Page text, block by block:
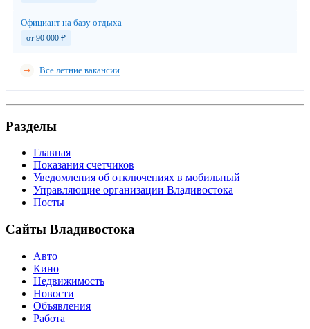
Официант на базу отдыха
от 90 000 ₽
Все летние вакансии
Разделы
Главная
Показания счетчиков
Уведомления об отключениях в мобильный
Управляющие организации Владивостока
Посты
Сайты Владивостока
Авто
Кино
Недвижимость
Новости
Объявления
Работа